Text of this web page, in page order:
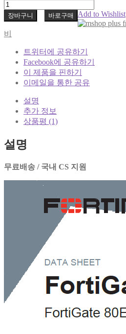
장바구니 바로구매
Add to Wishlist
비
트위터에 공유하기
Facebook에 공유하기
이 제품을 핀하기
이메일을 통한 공유
설명
추가 정보
상품평 (1)
설명
무료배송 / 국내 CS 지원